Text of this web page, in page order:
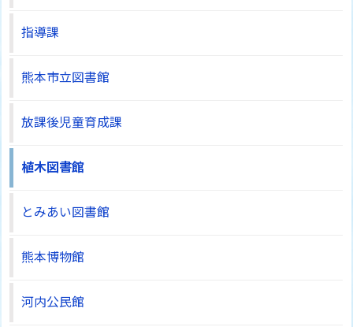
指導課
熊本市立図書館
放課後児童育成課
植木図書館
とみあい図書館
熊本博物館
河内公民館